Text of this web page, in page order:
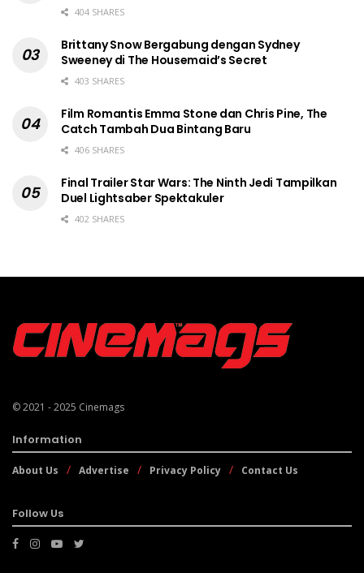
404 SHARES
Brittany Snow Bergabung dengan Sydney
Sweeney di The Housemaid’s Secret
403 SHARES
Film Romantis Emma Stone dan Chris Pine, The
Catch Tambah Dua Bintang Baru
406 SHARES
Final Trailer Star Wars: The Ninth Jedi Tampilkan
Duel Lightsaber Spektakuler
402 SHARES
© 2021 - 2025 Cinemags
Information
About Us Advertise Privacy Policy Contact Us
Follow Us